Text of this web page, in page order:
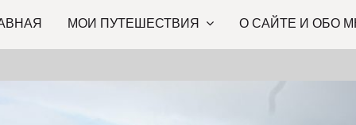
МОИ ПУТЕШЕСТВИЯ О САЙТЕ И ОБО